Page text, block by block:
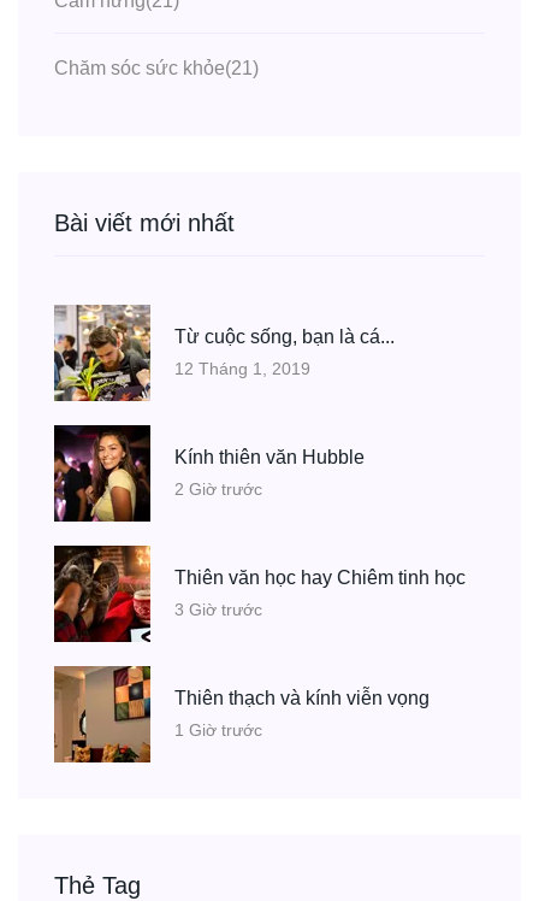
Chăm sóc sức khỏe(21)
Bài viết mới nhất
Từ cuộc sống, bạn là cá...
12 Tháng 1, 2019
Kính thiên văn Hubble
2 Giờ trước
Thiên văn học hay Chiêm tinh học
3 Giờ trước
Thiên thạch và kính viễn vọng
1 Giờ trước
Thẻ Tag